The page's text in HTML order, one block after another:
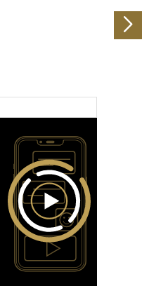
Ihrer Nutzung der Dienste